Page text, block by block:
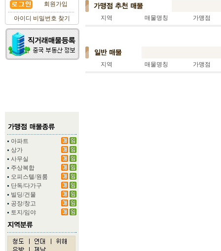
회원가입
아이디 비밀번호 찾기
아파트
상가
사무실
주상복합
오피스텔/원룸
단독/다가구
빌딩/건물
공장/창고
토지/임야
지역 매물명칭 가맹점
지역 매물명칭 가맹점